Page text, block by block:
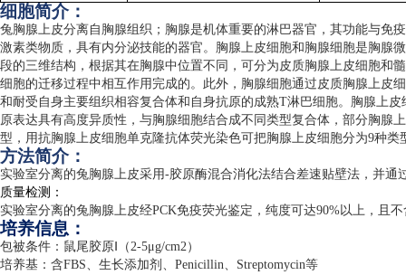
细胞简介：
兔胸腺上皮分离自胸腺组织；胸腺是机体重要的淋巴器官，其功能与免
激素类物质，具有内分泌技能的器官。胸腺上皮细胞和胸腺细胞是胸腺
段的三维结构，根据其在胸腺中位置不同，可分为皮质胸腺上皮细胞和
细胞的迁移过程中相互作用完成的。此外，胸腺细胞通过皮质胸腺上皮
和耐受自身主要组织相容复合体和自身抗原的成熟T淋巴细胞。胸腺上
原表达具有高度异质性，与胸腺细胞结合成不同类型复合体，部分胸腺
型，用抗胸腺上皮细胞单克隆抗体荧光染色可把胸腺上皮细胞分为9种类
方法简介：
实验室分离的兔胸腺上皮采用-胶原酶混合消化法结合差速贴壁法，并通
质量检测：
实验室分离的兔胸腺上皮经PCK免疫荧光鉴定，纯度可达90%以上，且
培养信息：
包被条件：鼠尾胶原Ⅰ（2-5μg/cm2）
培养基：含FBS、生长添加剂、 Penicillin、 Streptomycin等